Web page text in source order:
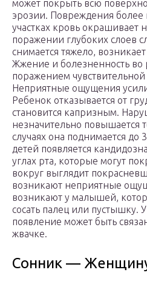
может покрыть всю
эрозии. Повреждения более
участках кровь окрашивает
поражении глубоких слоев
снимается тяжело,
Жжение и болезненность во
поражением
Неприятные ощущения
Ребенок отказывается от
становится капризным.
незначительно повышается
случаях она поднимается до
детей появляется
углах рта, которые могут
вокруг выглядит
возникают неприятные
возникают у малышей,
сосать палец или пустышку.
появление может быть
жвачке.
Сонник —